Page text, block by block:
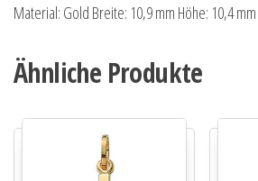
Material: Gold Breite: 10,9 mm Höhe: 10,4
Ähnliche Produkte